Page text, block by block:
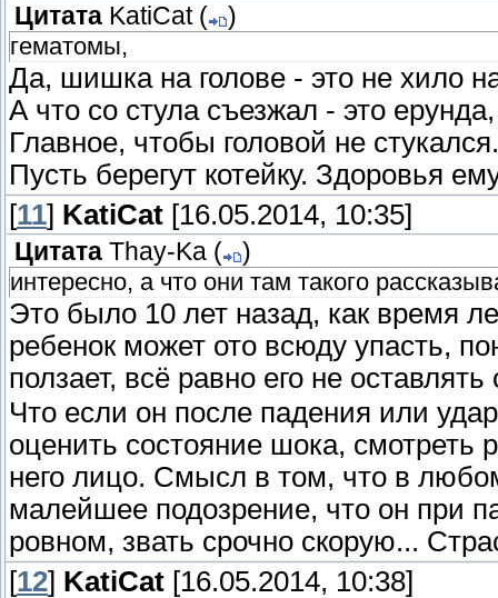
Цитата KatiCat(
)
гематомы,
Да, шишка на голове - это не хило
А что со стула съезжал - это
Главное, чтобы головой не стукался.
Пусть берегут котейку. Здоровья
[11] KatiCat [16.05.2014, 10:35]
Цитата Thay-Ka (
)
интересно, а что они там такого
Это было 10 лет назад, как время
ребенок может ото всюду упасть,
ползает, всё равно его не
Что если он после падения или
оценить состояние шока, смотреть
него лицо. Смысл в том, что в
малейшее подозрение, что он при
ровном, звать срочно скорую...
[12] KatiCat [16.05.2014, 10:38]